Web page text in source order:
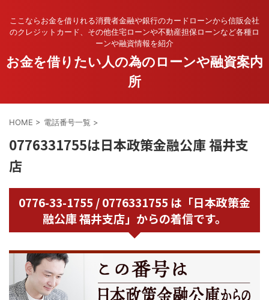
ここならお金を借りれる消費者金融や銀行のカードローンから信販会社
のクレジットカード、その他住宅ローンや不動産担保ローンなど各種ロ
ーンや融資情報を紹介
お金を借りたい人の為のローンや融資案内
所
HOME > 電話番号一覧 >
0776331755は日本政策金融公庫 福井支
店
0776-33-1755 / 0776331755 は「日本政策金
融公庫 福井支店」からの着信です。